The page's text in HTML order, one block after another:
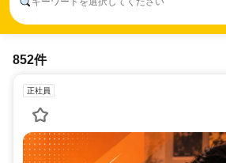
852件
正社員